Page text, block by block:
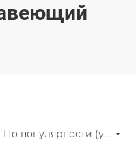
По популярности (убывание)